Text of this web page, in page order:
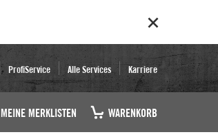
ProfiService Alle Services Karriere
MEINE MERKLISTEN WARENKORB